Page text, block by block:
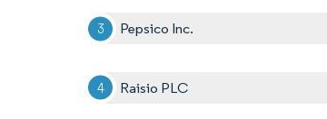
Pepsico Inc.
Raisio PLC